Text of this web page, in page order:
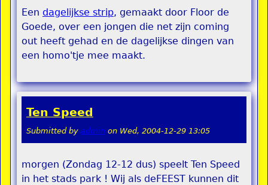
Een dagelijkse strip, gemaakt door Floor de
Goede, over een jongen die net zijn coming
out heeft gehad en de dagelijkse dingen van
een homo'tje mee maakt.
Ten Speed
Submitted by admin on Wed, 2004-12-29 13:05
morgen (Zondag 12-12 dus) speelt Ten Speed
in het stads park ! Wij als deFEEST kunnen dit